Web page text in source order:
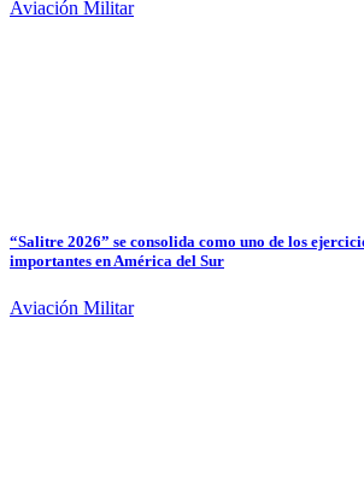
Aviación Militar
“Salitre 2026” se consolida como uno de los
importantes en América del Sur
Aviación Militar